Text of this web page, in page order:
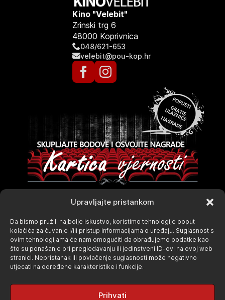
Upravljajte pristankom
Da bismo pružili najbolje iskustvo, koristimo tehnologije poput
kolačića za čuvanje i/ili pristup informacijama o uređaju. Suglasnost s
ovim tehnologijama će nam omogućiti da obrađujemo podatke kao
što su ponašanje pri pregledavanju ili jedinstveni ID-ovi na ovoj web
stranici. Nepristanak ili povlačenje suglasnosti može negativno
utjecati na određene karakteristike i funkcije.
Prihvati
Kino "Velebit"
Zrinski trg 6
48000 Koprivnica
048/621-653
velebit@pou-kop.hr